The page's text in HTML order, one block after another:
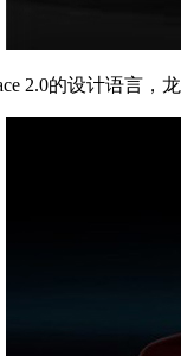
2.0的设计语言，